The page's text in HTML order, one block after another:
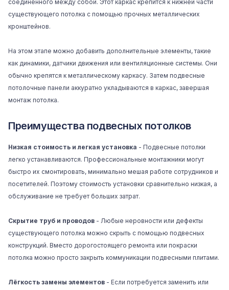
соединенного между собой. Этот каркас крепится к нижней части
существующего потолка с помощью прочных металлических
кронштейнов.
На этом этапе можно добавить дополнительные элементы, такие
как динамики, датчики движения или вентиляционные системы. Они
обычно крепятся к металлическому каркасу. Затем подвесные
потолочные панели аккуратно укладываются в каркас, завершая
монтаж потолка.
Преимущества подвесных потолков
Низкая стоимость и легкая установка - Подвесные потолки
легко устанавливаются. Профессиональные монтажники могут
быстро их смонтировать, минимально мешая работе сотрудников и
посетителей. Поэтому стоимость установки сравнительно низкая, а
обслуживание не требует больших затрат.
Скрытие труб и проводов - Любые неровности или дефекты
существующего потолка можно скрыть с помощью подвесных
конструкций. Вместо дорогостоящего ремонта или покраски
потолка можно просто закрыть коммуникации подвесными плитами.
Лёгкость замены элементов - Если потребуется заменить или